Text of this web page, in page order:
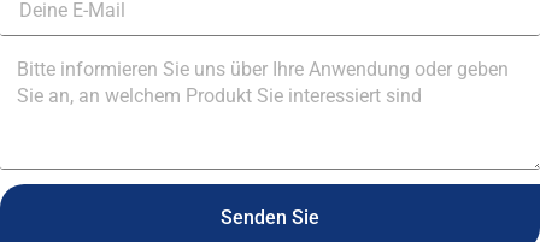
Senden Sie